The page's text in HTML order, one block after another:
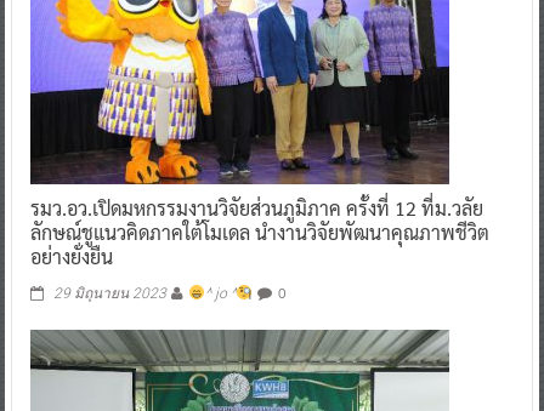
รมว.อว.เปิดมหกรรมงานวิจัยส่วนภูมิภาค ครั้งที่ 12 ที่ม.วลัย
ลักษณ์ชูแนวคิดภาคใต้โมเดล นำงานวิจัยพัฒนาคุณภาพชีวิต
อย่างยั่งยืน
29 มิถุนายน 2023 ^ jo ^ 0